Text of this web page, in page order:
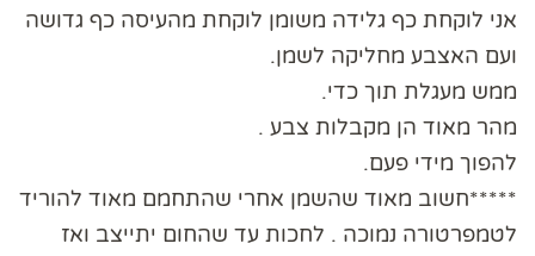
אני לוקחת כף גלידה משומן לוקחת מהעיסה כף גדושה
ועם האצבע מחליקה לשמן.
ממש מעגלת תוך כדי.
מהר מאוד הן מקבלות צבע .
להפוך מידי פעם.
*****חשוב מאוד שהשמן אחרי שהתחמם מאוד להוריד
לטמפרטורה נמוכה . לחכות עד שהחום יתייצב ואז